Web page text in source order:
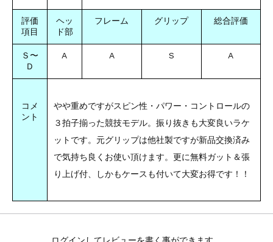
評価
項目
ヘッ
ド部
フレーム グリップ 総合評価
Ｓ〜
Ｄ
A A S A
コメ
ント
やや重めですがスピン性・パワー・コントロールの
３拍子揃った競技モデル。振り抜きも大変良いラケ
ットです。元グリップは他社製ですが新品交換済み
で気持ち良くお使い頂けます。更に無料ガット＆張
り上げ付、しかもケースも付いて大変お得です！！